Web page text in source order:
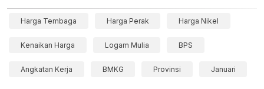
Harga Tembaga Harga Perak Harga Nikel
Kenaikan Harga Logam Mulia BPS
Angkatan Kerja BMKG Provinsi Januari